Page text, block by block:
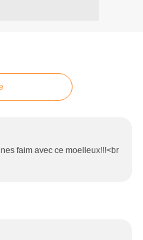
faim avec ce moelleux!!!<br